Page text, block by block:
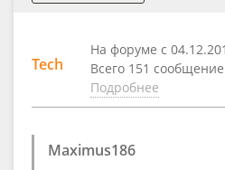
Tech
На форуме с
Всего 151 сообщение
Подробнее
Maximus186